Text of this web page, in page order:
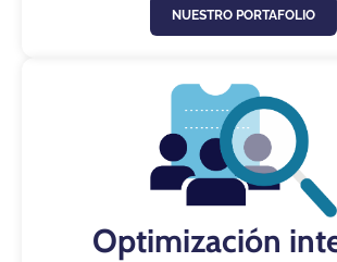
NUESTRO PORTAFOLIO
Optimización